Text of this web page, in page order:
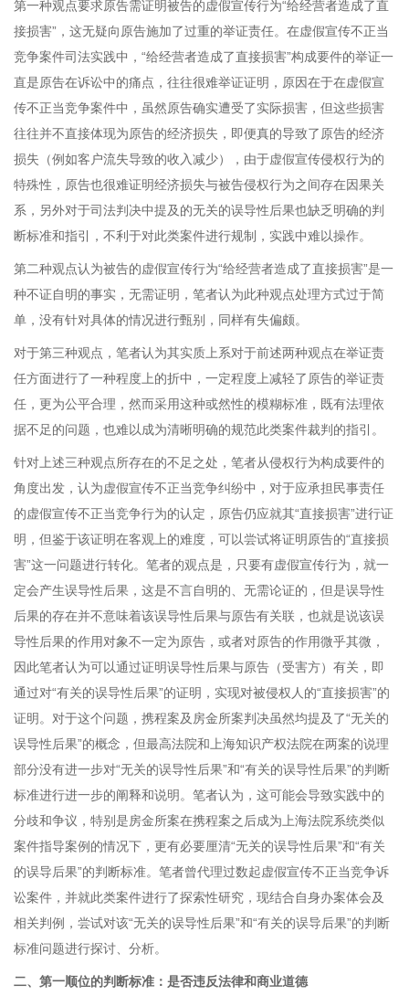
第一种观点要求原告需证明被告的虚假宣传行为“给经营者造成了直
接损害”，这无疑向原告施加了过重的举证责任。在虚假宣传不正当
竞争案件司法实践中，“给经营者造成了直接损害”构成要件的举证一
直是原告在诉讼中的痛点，往往很难举证证明，原因在于在虚假宣
传不正当竞争案件中，虽然原告确实遭受了实际损害，但这些损害
往往并不直接体现为原告的经济损失，即便真的导致了原告的经济
损失（例如客户流失导致的收入减少），由于虚假宣传侵权行为的
特殊性，原告也很难证明经济损失与被告侵权行为之间存在因果关
系，另外对于司法判决中提及的无关的误导性后果也缺乏明确的判
断标准和指引，不利于对此类案件进行规制，实践中难以操作。
第二种观点认为被告的虚假宣传行为“给经营者造成了直接损害”是一
种不证自明的事实，无需证明，笔者认为此种观点处理方式过于简
单，没有针对具体的情况进行甄别，同样有失偏颇。
对于第三种观点，笔者认为其实质上系对于前述两种观点在举证责
任方面进行了一种程度上的折中，一定程度上减轻了原告的举证责
任，更为公平合理，然而采用这种或然性的模糊标准，既有法理依
据不足的问题，也难以成为清晰明确的规范此类案件裁判的指引。
针对上述三种观点所存在的不足之处，笔者从侵权行为构成要件的
角度出发，认为虚假宣传不正当竞争纠纷中，对于应承担民事责任
的虚假宣传不正当竞争行为的认定，原告仍应就其“直接损害”进行证
明，但鉴于该证明在客观上的难度，可以尝试将证明原告的“直接损
害”这一问题进行转化。笔者的观点是，只要有虚假宣传行为，就一
定会产生误导性后果，这是不言自明的、无需论证的，但是误导性
后果的存在并不意味着该误导性后果与原告有关联，也就是说该误
导性后果的作用对象不一定为原告，或者对原告的作用微乎其微，
因此笔者认为可以通过证明误导性后果与原告（受害方）有关，即
通过对“有关的误导性后果”的证明，实现对被侵权人的“直接损害”的
证明。对于这个问题，携程案及房金所案判决虽然均提及了“无关的
误导性后果”的概念，但最高法院和上海知识产权法院在两案的说理
部分没有进一步对“无关的误导性后果”和“有关的误导性后果”的判断
标准进行进一步的阐释和说明。笔者认为，这可能会导致实践中的
分歧和争议，特别是房金所案在携程案之后成为上海法院系统类似
案件指导案例的情况下，更有必要厘清“无关的误导性后果”和“有关
的误导后果”的判断标准。笔者曾代理过数起虚假宣传不正当竞争诉
讼案件，并就此类案件进行了探索性研究，现结合自身办案体会及
相关判例，尝试对该“无关的误导性后果”和“有关的误导后果”的判断
标准问题进行探讨、分析。
二、第一顺位的判断标准：是否违反法律和商业道德